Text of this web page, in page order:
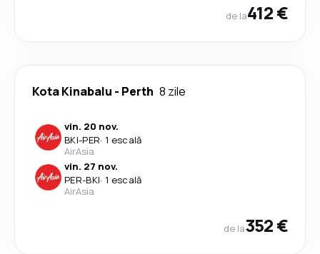
de la412 €
Kota Kinabalu - Perth 8 zile
vin. 20 nov.
BKI-PER· 1 escală
AirAsia
vin. 27 nov.
PER-BKI· 1 escală
AirAsia
de la352 €